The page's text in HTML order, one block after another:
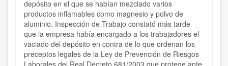
depósito en el que se habían mezclado varios
productos inflamables como magnesio y polvo de
aluminio. Inspección de Trabajo constató más tarde
que la empresa había encargado a los trabajadores el
vaciado del depósito en contra de lo que ordenan los
preceptos legales de la Ley de Prevención de Riesgos